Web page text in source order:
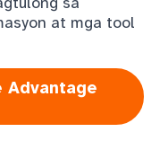
at mga tool
Advantage